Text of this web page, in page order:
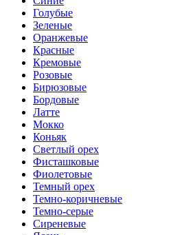
Голубые
Зеленые
Оранжевые
Красные
Кремовые
Розовые
Бирюзовые
Бордовые
Латте
Мокко
Коньяк
Светлый орех
Фисташковые
Фиолетовые
Темный орех
Темно-коричневые
Темно-серые
Сиреневые